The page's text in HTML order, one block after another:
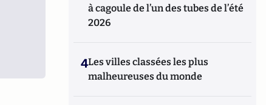
à cagoule de l’un des tubes de l’été
2026
4Les villes classées les plus
malheureuses du monde